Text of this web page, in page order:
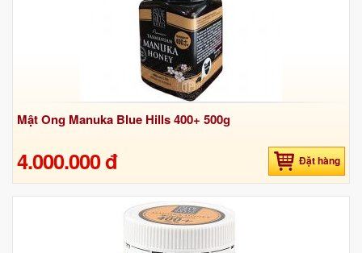
Mật Ong Manuka Blue Hills 400+ 500g
4.000.000 đ Đặt hàng